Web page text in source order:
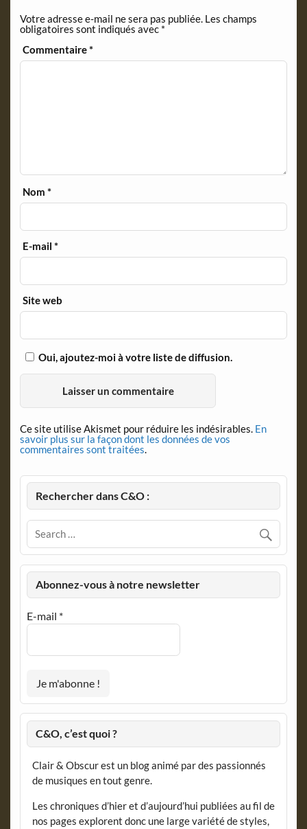
d
l
y
Votre adresse e-mail ne sera pas publiée. Les champs
obligatoires sont indiqués avec *
Commentaire*
Nom*
E-mail*
Site web
Oui, ajoutez-moi à votre liste de diffusion.
Ce site utilise Akismet pour réduire les indésirables. En
savoir plus sur la façon dont les données de vos
commentaires sont traitées.
Rechercher dans C&O :
Abonnez-vous à notre newsletter
E-mail *
C&O, c’est quoi ?
Clair & Obscur est un blog animé par des passionnés
de musiques en tout genre.
Les chroniques d’hier et d’aujourd’hui publiées au fil de
nos pages explorent donc une large variété de styles,